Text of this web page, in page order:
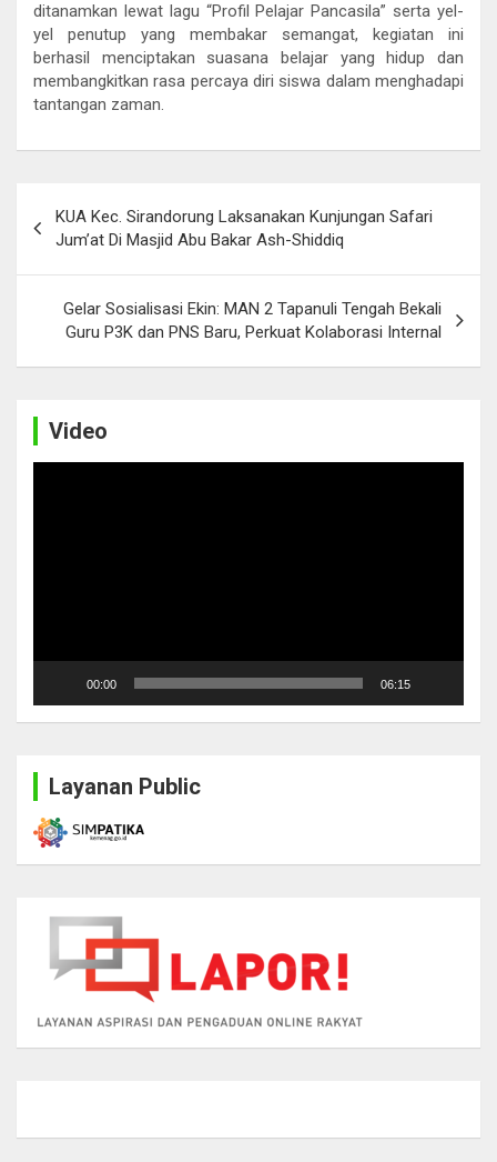
ditanamkan lewat lagu “Profil Pelajar Pancasila” serta yel-
yel penutup yang membakar semangat, kegiatan ini
berhasil menciptakan suasana belajar yang hidup dan
membangkitkan rasa percaya diri siswa dalam menghadapi
tantangan zaman.
navigation
KUA Kec. Sirandorung Laksanakan Kunjungan Safari
Jum’at Di Masjid Abu Bakar Ash-Shiddiq
Gelar Sosialisasi Ekin: MAN 2 Tapanuli Tengah Bekali
Guru P3K dan PNS Baru, Perkuat Kolaborasi Internal
Video
00:00 06:15
Layanan Public